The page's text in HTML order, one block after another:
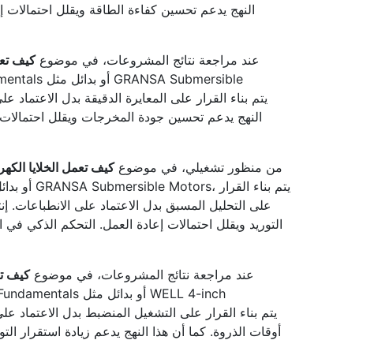
النهج يدعم تحسين كفاءة الطاقة ويقلل احتمالات
عند مراجعة نتائج المشروعات، في موضوعكيف
النهج يدعم تحسين جودة المخرجات ويقلل
من منظور تشغيلي، في موضوعكيف تعمل الخلايا
على التحليل المسبق بدل الاعتماد على الانطباعات.
التوريد ويقلل احتمالات إعادة العمل. التحكم الذكي
عند مراجعة نتائج المشروعات، في موضوعكيف
أوقات الذروة. كما أن هذا النهج يدعم زيادة استقرار